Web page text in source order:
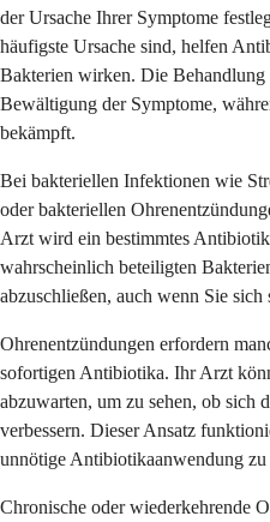
der Ursache Ihrer Symptome
häufigste Ursache sind, helfen
Bakterien wirken. Die Behandlung
Bewältigung der Symptome,
bekämpft.
Bei bakteriellen Infektionen wie
oder bakteriellen
Arzt wird ein bestimmtes
wahrscheinlich beteiligten
abzuschließen, auch wenn Sie sich
Ohrenentzündungen erfordern
sofortigen Antibiotika. Ihr Arzt
abzuwarten, um zu sehen, ob sich
verbessern. Dieser Ansatz
unnötige Antibiotikaanwendung zu
Chronische oder wiederkehrende